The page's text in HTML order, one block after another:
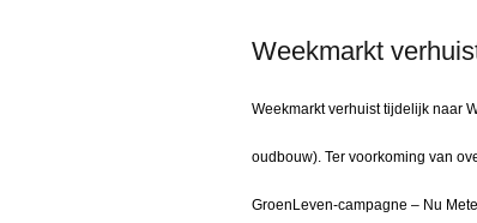
Weekmarkt
Weekmarkt verhuist tijdelijk naar
oudbouw). Ter voorkoming van
GroenLeven-campagne – Nu